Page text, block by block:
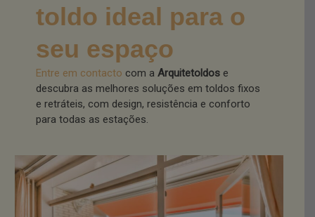
toldo ideal para o
seu espaço
Entre em contacto com a Arquitetoldos e
descubra as melhores soluções em toldos fixos
e retráteis, com design, resistência e conforto
para todas as estações.